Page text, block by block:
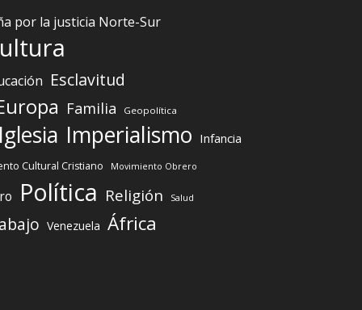
por la justicia Norte-Sur
Esclavitud
Familia Geopolítica
Iglesia Imperialismo Infancia
Cultural Cristiano Movimiento Obrero
Política Religión Salud
Venezuela África